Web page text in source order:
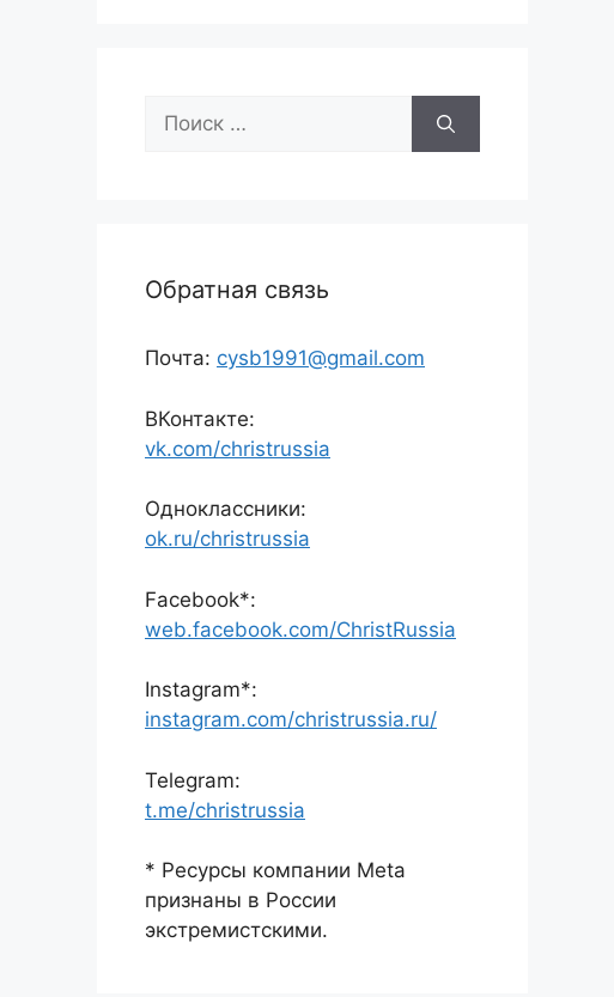
Поиск:
Обратная связь
Почта: cysb1991@gmail.com
ВКонтакте:
vk.com/christrussia
Одноклассники:
ok.ru/christrussia
Facebook*:
web.facebook.com/ChristRussia
Instagram*:
instagram.com/christrussia.ru/
Telegram:
t.me/christrussia
* Ресурсы компании Meta
признаны в России
экстремистскими.